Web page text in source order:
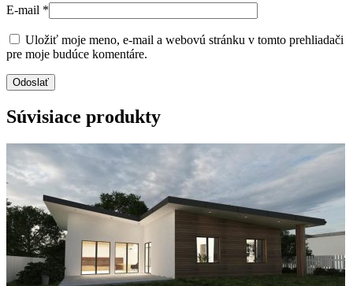
E-mail *
Uložiť moje meno, e-mail a webovú stránku v tomto prehliadači
pre moje budúce komentáre.
Súvisiace produkty